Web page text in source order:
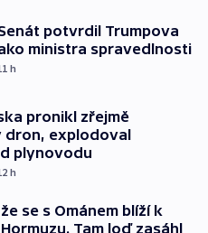
potvrdil Trumpova
ministra spravedlnosti
h
pronikl zřejmě
dron, explodoval
plynovodu
h
se s Ománem blíží k
Tam loď zasáhl